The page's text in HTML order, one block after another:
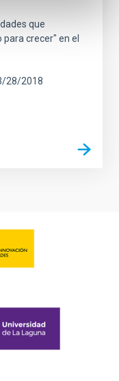
que
crecer" en el
28/2018